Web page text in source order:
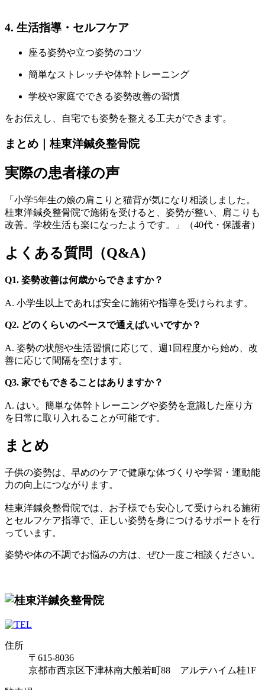
4. 生活指導・セルフケア
座る姿勢や立つ姿勢のコツ
簡単なストレッチや体幹トレーニング
学校や家庭でできる姿勢改善の習慣
をお伝えし、自宅でも姿勢を整える工夫ができます。
まとめ｜桂東洋鍼灸整骨院
実際の患者様の声
「小学5年生の娘の肩こりと猫背が気になり相談しました。
桂東洋鍼灸整骨院で施術を受けると、姿勢が整い、肩こりも
改善。学校生活も楽になったようです。」（40代・保護者）
よくある質問（Q&A）
Q1. 姿勢改善は何歳からできますか？
A. 小学生以上であれば安全に施術や指導を受けられます。
Q2. どのくらいのペースで通えばいいですか？
A. 姿勢の状態や生活習慣に応じて、週1回程度から始め、改
善に応じて間隔を空けます。
Q3. 家でもできることはありますか？
A. はい。簡単な体幹トレーニングや姿勢を意識した座り方
を日常に取り入れることが可能です。
まとめ
子供の姿勢は、早めのケアで健康な体づくりや学習・運動能
力の向上につながります。
桂東洋鍼灸整骨院では、お子様でも安心して受けられる施術
とセルフケア指導で、正しい姿勢を身につけるサポートを行
っています。
姿勢や体の不調でお悩みの方は、ぜひ一度ご相談ください。
住所
〒615-8036
京都市西京区下津林南大般若町88 アルテハイム桂1F